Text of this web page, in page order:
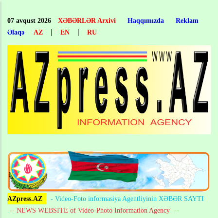
main
content
07 avqust 2026 XƏBƏRLƏR Arxivi Haqqımızda
Reklam
Əlaqə
AZ | EN | RU
AZpress.AZ
- Video-Foto informasiya Agentliyinin XƏBƏR SAYTI
-- NEWS WEBSITE of Video-Photo Information Agency --